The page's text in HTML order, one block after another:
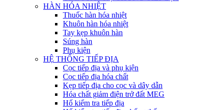
HÀN HÓA NHIỆT
Thuốc hàn hóa nhiệt
Khuôn hàn hóa nhiệt
Tay kẹp khuôn hàn
Súng hàn
Phụ kiện
HỆ THỐNG TIẾP ĐỊA
Cọc tiếp địa và phụ kiện
Cọc tiếp địa hóa chất
Kẹp tiếp địa cho cọc và dây dẫn
Hóa chất giảm điện trở đất MEG
Hố kiểm tra tiếp địa